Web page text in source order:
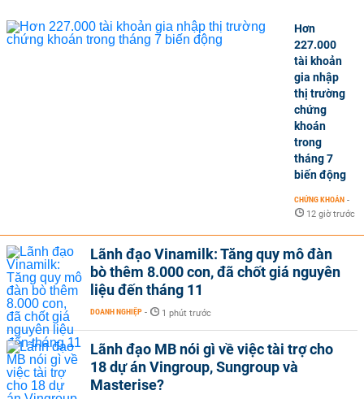
Hơn
227.000
tài khoản
gia nhập
thị trường
chứng
khoán
trong
tháng 7
biến động
CHỨNG KHOÁN -
12 giờ trước
Lãnh đạo Vinamilk: Tăng quy mô đàn
bò thêm 8.000 con, đã chốt giá nguyên
liệu đến tháng 11
DOANH NGHIỆP - 1 phút trước
Lãnh đạo MB nói gì về việc tài trợ cho
18 dự án Vingroup, Sungroup và
Masterise?